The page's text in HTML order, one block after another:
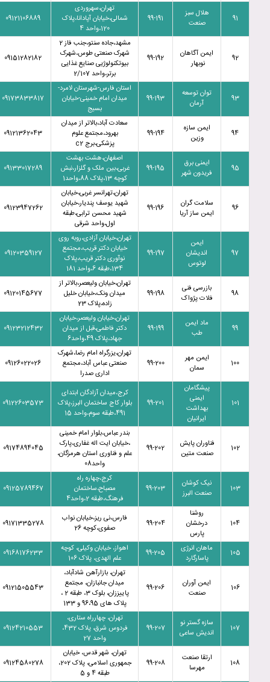
91
هلال سبز
صنعت
99-191
تهران،سهروردی
شمالی،خیابان آپادانا،پلاک
120،واحد 4
09121106889
92
ایمن آگاهان
نوبهار
99-192
مشهد،جاده سنتو،جنب فاز 2
شهرک صنعتی طوس،شهرک
بیوتکنولوژیی صنایع غذایی
برتر،واحد 2/107
09151282182
93
توان توسعه
آرمان
99-193
استان فارس-شهرستان لامرد-
میدان امام خمینی-خیابان
بسیج
09173833817
94
ایمن سازه
وزین
99-194
سعادت آباد،بالاتر از میدان
بهرود،مجتمع علوم
پزشکی،برج c2
09121362043
95
ایمنی برق
فریدون شهر
99-195
اصفهان،هشت بهشت
غربی،بین ملک و گلزار،نبش
کوچه 13،پلاک 88،واحد1
09133017289
96
سلامت گران
ایمن ساز آریا
99-196
تهران،تهرانسر غربی،خیابان
شهید یوسف پندیار،خیابان
شهید محسن ترابی،طبقه
اول،واحد شرقی
09123947262
97
ایمن
اندیشان
لوتوس
99-197
تهران،خیابان آزادی،روبه روی
خیابان دکتر قریب،مجتمع
نوآوری دکتر قریب،پلاک
134،طبقه 6،واحد 181
09120359127
98
بازرسی فنی
فلات پژواک
99-198
تهران،خیابان ولیعصر،بالاتر از
میدان ونک،خیابان خلیل
زاده،پلاک 23
09120145677
99
ماد ایمن
طب
99-199
تهران،خیابان ولیعصر،خیابان
دکتر فاطمی،قبل از میدان
جهاد،پلاک 49،واحد6
09123212432
100
ایمن مهر
سمان
99-200
تهران،یزرگراه امام رضا،شهرک
صنعتی عباس آباد،مجتمع
اداری صدرا
09126022026
101
پیشگامان
ایمنی
بهداشت
ایرانیان
99-201
کرج،میدان آزادگان ابتدای
بلوار کاج ساختمان البرز،پلاک
491،طبقه سوم،واحد 15
09122603573
102
فناوران پایش
صنعت متین
99-202
بندر عباس،بلوار امام خمینی
،خیابان ایت اله غفاری،پارک
علم و فناوری استان هرمزگان،
واحد08
09174894045
103
نیک کوشان
صنعت البرز
99-203
کرج،چهاره راه
مصباح،ساختمان
فرهنگ،طبقه 2،واحد4
09125789467
104
روشنا
درخشان
پارس
99-204
فارس،نی ریز،خیابان نواب
صفوی،کوچه 26
09171335278
105
ماهان انرژی
پاسارگارد
99-205
اهواز، خیابان وکیلی، کوچه
علم الهدی، پلاک 106
09168176233
106
ایمن آوران
صنعت
99-206
تهران، بازارآهن شادآباد،
میدان جانبازان، مجتمع
پاییززان، بلوک 3، طبقه 2 ،
پلاک های 96،95 و 133
09121505543
107
سازه گستر نو
اندیش ساعی
99-207
تهران، چهارراه ستاری،
فردوس شرق، پلاک 432،
واحد 27
09124210553
108
ارتقا صنعت
مهرسا
99-208
تهران، شهر قدس، خیابان
جمهوری اسلامی، پلاک 202،
طبقه 4 و 5
09124580278